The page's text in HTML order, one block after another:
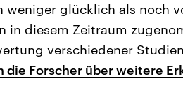
glücklich als noch
in diesem Zeitraum
verschiedener
die Forscher über weitere